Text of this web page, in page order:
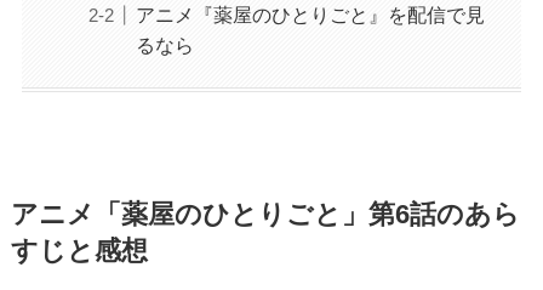
アニメ『薬屋のひとりごと』を配信で見
るなら
アニメ「薬屋のひとりごと」第6話のあら
すじと感想